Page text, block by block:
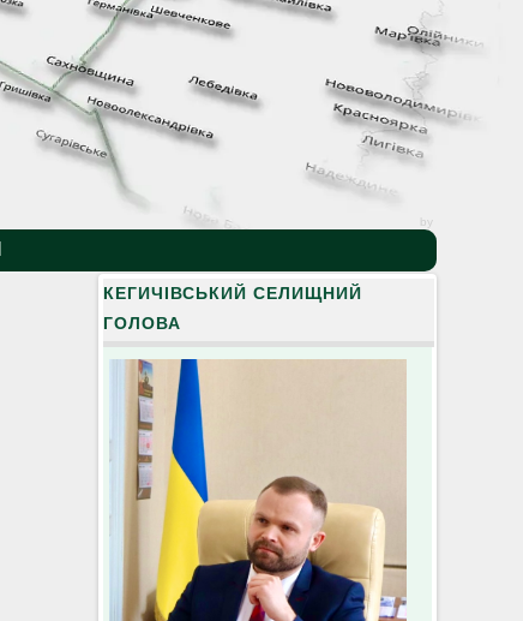
by
КЕГИЧІВСЬКИЙ СЕЛИЩНИЙ
ГОЛОВА